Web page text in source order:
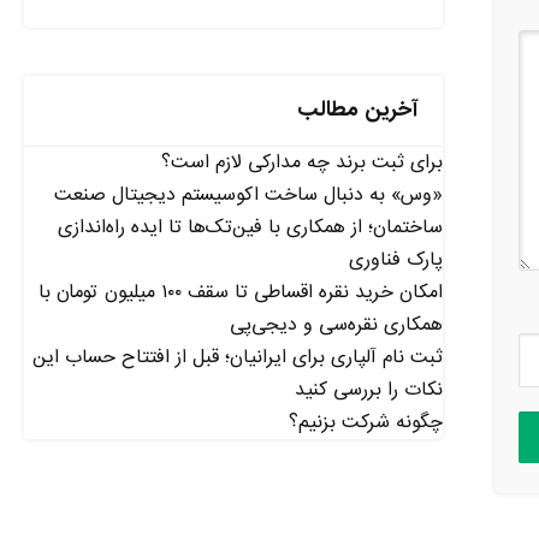
آخرین مطالب
برای ثبت برند چه مدارکی لازم است؟
«وس» به دنبال ساخت اکوسیستم دیجیتال صنعت
ساختمان؛ از همکاری با فین‌تک‌ها تا ایده راه‌اندازی
پارک فناوری
امکان خرید نقره اقساطی تا سقف ۱۰۰ میلیون تومان با
همکاری نقره‌سی و دیجی‌پی
ثبت نام آلپاری برای ایرانیان؛ قبل از افتتاح حساب این
نکات را بررسی کنید
چگونه شرکت بزنیم؟